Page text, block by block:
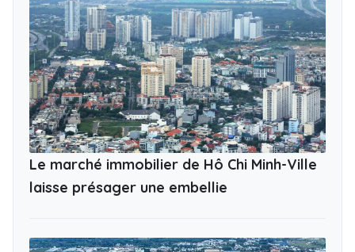
Le marché immobilier de Hô Chi Minh-Ville
laisse présager une embellie